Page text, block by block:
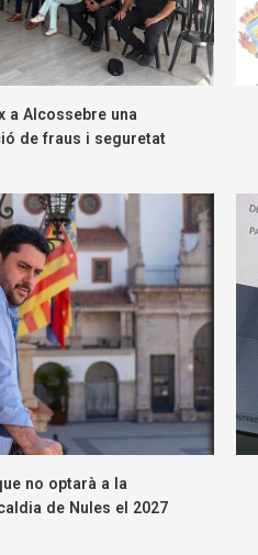
a Alcossebre una
de fraus i seguretat
no optarà a la
de Nules el 2027